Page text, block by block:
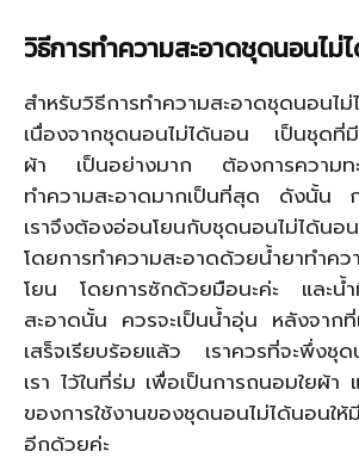
วิธีการทำความสะอาดชุดนอนไม่
สำหรับวิธีการทำความสะอาดชุดนอนไ
เนื่องจากชุดนอนไม่ได้นอน เป็นชุดที่มี
ผ้า เป็นอย่างมาก ต้องการความ
ทำความสะอาดมากเป็นที่สุด ดังนั้น ก
เราจึงต้องอ่อนโยนกับชุดนอนไม่ได้นอ
โดยการทำความสะอาดด้วยน้ำยาทำค
โยน โดยการซักด้วยมือนะค่ะ และน้ำ
สะอาดนั้น ควรจะเป็นน้ำอุ่น หลังจากที่
เสร็จเรียบร้อยแล้ว เราควรที่จะพึ่งชุ
เรา ไว้ในที่ร่ม เพื่อเป็นการถนอมใยผ้า
ของการใช้งานของชุดนอนไม่ได้นอนใ
อีกด้วยค่ะ